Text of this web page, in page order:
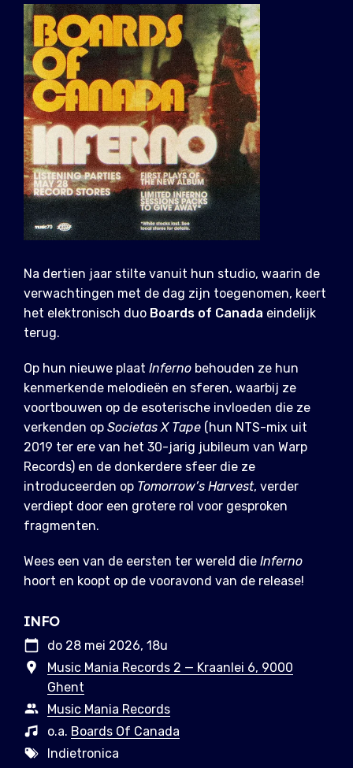
Na dertien jaar stilte vanuit hun studio, waarin de
verwachtingen met de dag zijn toegenomen, keert
het elektronisch duo Boards of Canada eindelijk
terug.
Op hun nieuwe plaat Inferno behouden ze hun
kenmerkende melodieën en sferen, waarbij ze
voortbouwen op de esoterische invloeden die ze
verkenden op Societas X Tape (hun NTS-mix uit
2019 ter ere van het 30-jarig jubileum van Warp
Records) en de donkerdere sfeer die ze
introduceerden op Tomorrow’s Harvest, verder
verdiept door een grotere rol voor gesproken
fragmenten.
Wees een van de eersten ter wereld die Inferno
hoort en koopt op de vooravond van de release!
INFO
do 28 mei 2026, 18u
Music Mania Records 2 — Kraanlei 6, 9000
Ghent
Music Mania Records
o.a. Boards Of Canada
Indietronica